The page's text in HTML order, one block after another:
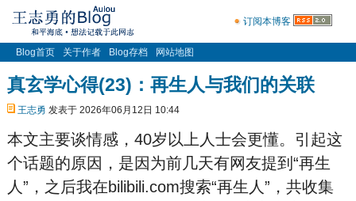
订阅本博客
Blog首页 关于作者 Blog存档 网站地图
真玄学心得(23)：再生人与我们的关联
王志勇 发表于 2026年06月12日 10:44
本文主要谈情感，40岁以上人士会更懂。引起这
个话题的原因，是因为前几天有网友提到“再生
人”，之后我在bilibili.com搜索“再生人”，共收集